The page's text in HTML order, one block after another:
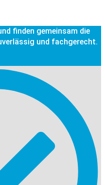
finden gemeinsam die
und fachgerecht.